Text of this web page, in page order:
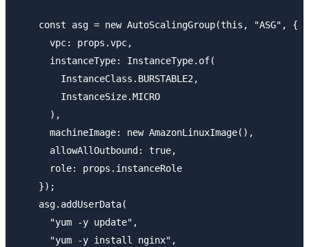
    const asg = new AutoScalingGroup(this, "ASG", {
      vpc: props.vpc,
      instanceType: InstanceType.of(
        InstanceClass.BURSTABLE2,
        InstanceSize.MICRO
      ),
      machineImage: new AmazonLinuxImage(),
      allowAllOutbound: true,
      role: props.instanceRole
    });
    asg.addUserData(
      "yum -y update",
      "yum -y install nginx",